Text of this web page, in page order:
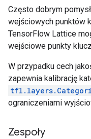
Często dobrym
wejściowych punktów
TensorFlow Lattice
wejściowe punkty
W przypadku cech
zapewnia kalibrację
ograniczeniami
Zespoły